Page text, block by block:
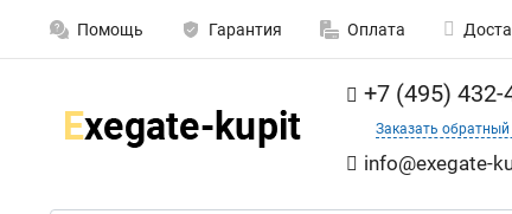
Помощь Гарантия Оплата
+7 (495) 432-
Заказать обратный
info@exegate-